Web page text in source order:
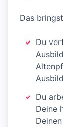
Das
Du
Du
Deine